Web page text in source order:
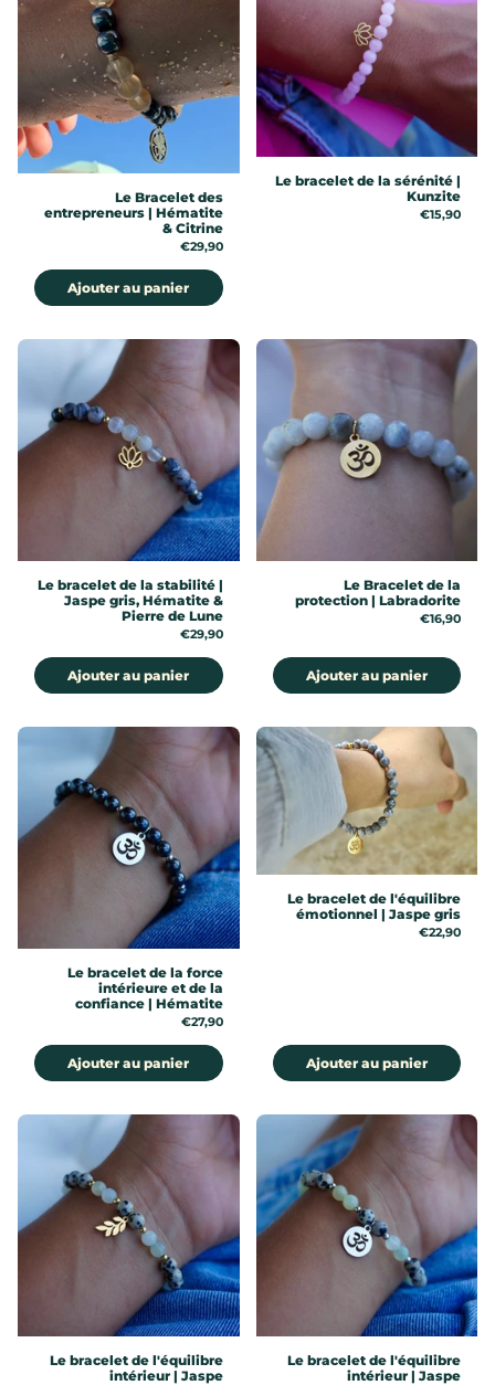
Le Bracelet des
entrepreneurs | Hématite
& Citrine
Prix:
€29,90
Ajouter au panier
Le bracelet de la sérénité |
Kunzite
Prix:
€15,90
Le bracelet de la stabilité |
Jaspe gris, Hématite &
Pierre de Lune
Prix:
€29,90
Ajouter au panier
Le Bracelet de la
protection | Labradorite
Prix:
€16,90
Ajouter au panier
Le bracelet de la force
intérieure et de la
confiance | Hématite
Prix:
€27,90
Ajouter au panier
Le bracelet de l'équilibre
émotionnel | Jaspe gris
Prix:
€22,90
Ajouter au panier
Le bracelet de l'équilibre
intérieur | Jaspe
Le bracelet de l'équilibre
intérieur | Jaspe